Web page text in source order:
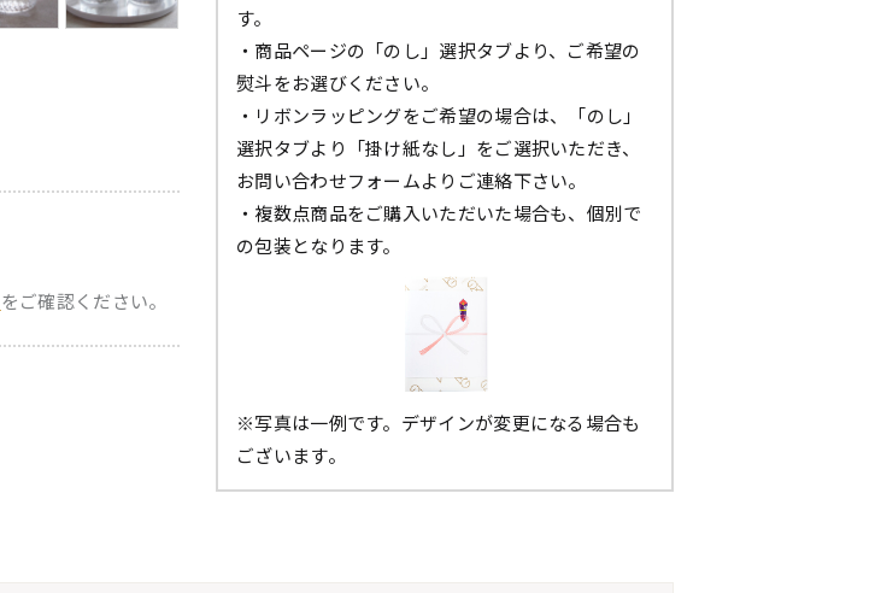
をご確認ください。
す。
・商品ページの「のし」選択タブより、ご希望の
熨斗をお選びください。
・リボンラッピングをご希望の場合は、「のし」
選択タブより「掛け紙なし」をご選択いただき、
お問い合わせフォームよりご連絡下さい。
・複数点商品をご購入いただいた場合も、個別で
の包装となります。
※写真は一例です。デザインが変更になる場合も
ございます。